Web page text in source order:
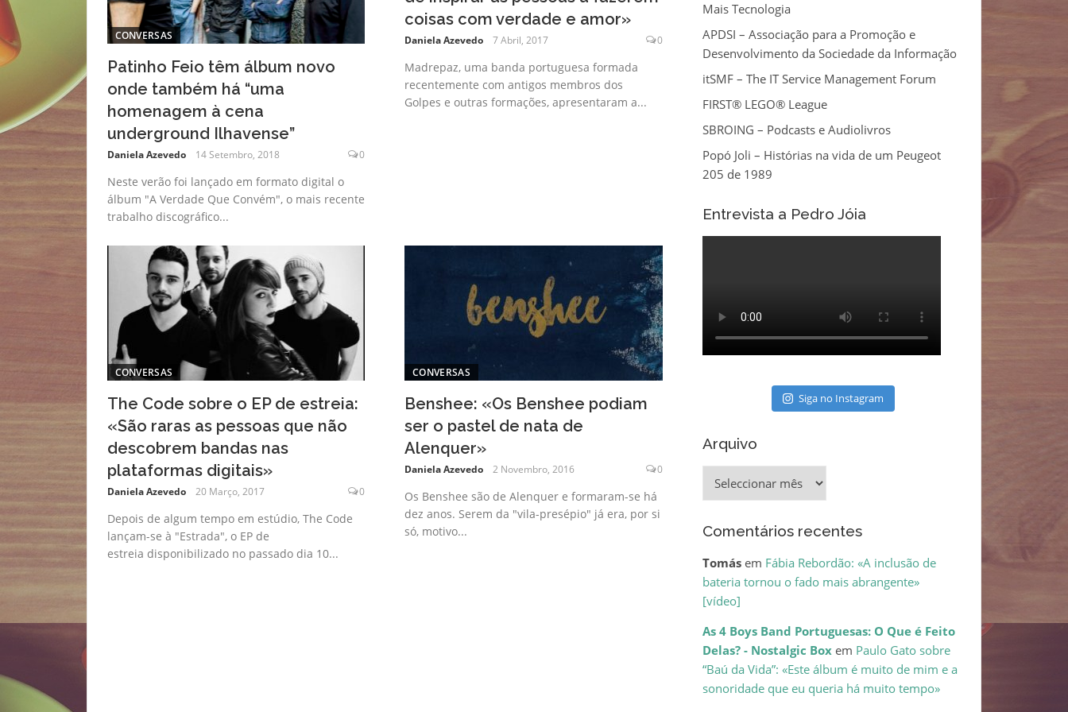
CONVERSAS
Patinho Feio têm álbum novo
onde também há “uma
homenagem à cena
underground Ilhavense”
Daniela Azevedo 14 Setembro, 2018 0
Neste verão foi lançado em formato digital o
álbum "A Verdade Que Convém", o mais recente
trabalho discográfico...
coisas com verdade e amor»
Daniela Azevedo 7 Abril, 2017 0
Madrepaz, uma banda portuguesa formada
recentemente com antigos membros dos
Golpes e outras formações, apresentaram a...
CONVERSAS
The Code sobre o EP de estreia:
«São raras as pessoas que não
descobrem bandas nas
plataformas digitais»
Daniela Azevedo 20 Março, 2017 0
Depois de algum tempo em estúdio, The Code
lançam-se à "Estrada", o EP de
estreia disponibilizado no passado dia 10...
CONVERSAS
Benshee: «Os Benshee podiam
ser o pastel de nata de
Alenquer»
Daniela Azevedo 2 Novembro, 2016 0
Os Benshee são de Alenquer e formaram-se há
dez anos. Serem da "vila-presépio" já era, por si
só, motivo...
Mais Tecnologia
APDSI – Associação para a Promoção e
Desenvolvimento da Sociedade da Informação
itSMF – The IT Service Management Forum
FIRST® LEGO® League
SBROING – Podcasts e Audiolivros
Popó Joli – Histórias na vida de um Peugeot
205 de 1989
Entrevista a Pedro Jóia
Siga no Instagram
Arquivo
Arquivo
Comentários recentes
Tomásem Fábia Rebordão: «A inclusão de
bateria tornou o fado mais abrangente»
[vídeo]
As 4 Boys Band Portuguesas: O Que é Feito
Delas? - Nostalgic Boxem Paulo Gato sobre
“Baú da Vida”: «Este álbum é muito de mim e a
sonoridade que eu queria há muito tempo»